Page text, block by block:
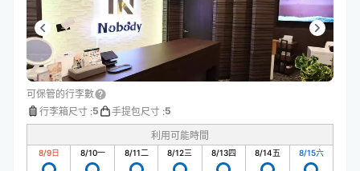
可保管的行李數
行李箱尺寸 :5 手提包尺寸 :5
利用可能時間
8/9日 8/10一 8/11二 8/12三 8/13四 8/14五 8/15六